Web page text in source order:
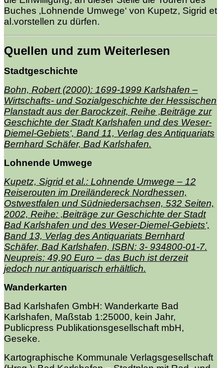
Buches ‚Lohnende Umwege‘ von Kupetz, Sigrid et
al.vorstellen zu dürfen.
Quellen und zum Weiterlesen
Stadtgeschichte
Bohn, Robert (2000): 1699-1999 Karlshafen –
Wirtschafts- und Sozialgeschichte der Hessischen
Planstadt aus der Barockzeit, Reihe ‚Beiträge zur
Geschichte der Stadt Karlshafen und des Weser-
Diemel-Gebiets‘, Band 11, Verlag des Antiquariats
Bernhard Schäfer, Bad Karlshafen.
Lohnende Umwege
Kupetz, Sigrid et al.: Lohnende Umwege – 12
Reiserouten im Dreiländereck Nordhessen,
Ostwestfalen und Südniedersachsen, 532 Seiten,
2002, Reihe: ‚Beiträge zur Geschichte der Stadt
Bad Karlshafen und des Weser-Diemel-Gebiets‘,
Band 13, Verlag des Antiquariats Bernhard
Schäfer, Bad Karlshafen, ISBN: 3- 934800-01-7.
Neupreis: 49,90 Euro – das Buch ist derzeit
jedoch nur antiquarisch erhältlich.
Wanderkarten
Bad Karlshafen GmbH: Wanderkarte Bad
Karlshafen, Maßstab 1:25000, kein Jahr,
Publicpress Publikationsgesellschaft mbH,
Geseke.
Kartographische Kommunale Verlagsgesellschaft